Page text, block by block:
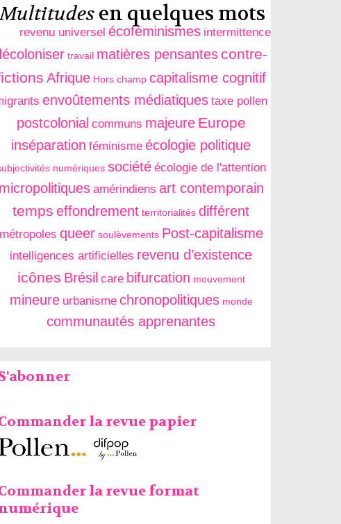
Multitudesen quelques mots
revenu universel écoféminismes intermittence
travail matières pensantes contre-
Afrique Hors champ capitalisme cognitif
envoûtements médiatiques taxe pollen
postcolonial communs majeure Europe
inséparation féminisme écologie politique
numériques société écologie de l'attention
micropolitiques amérindiens art contemporain
temps effondrement territorialités différent
métropoles queer soulèvements Post-capitalisme
intelligences artificielles revenu d’existence
icônes Brésil care bifurcation mouvement
mineure urbanisme chronopolitiques monde
communautés apprenantes
la revue papier
la revue format